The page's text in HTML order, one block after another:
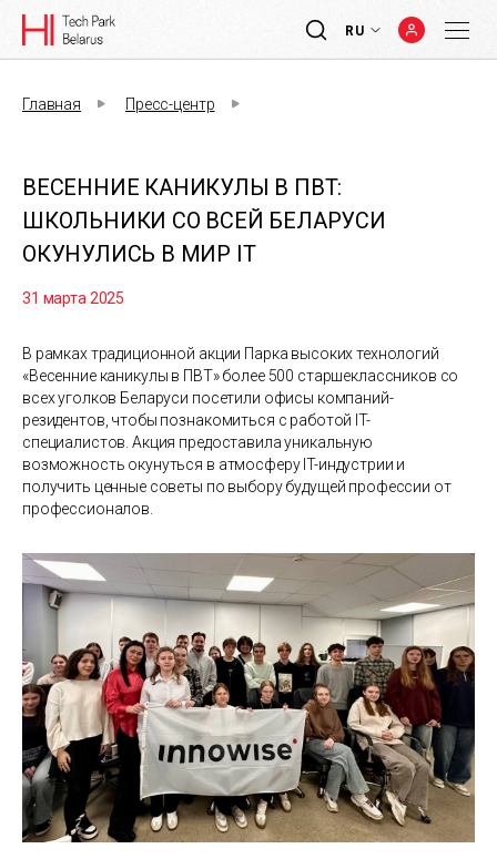
RU
Главная Пресс-центр
ВЕСЕННИЕ КАНИКУЛЫ В ПВТ:
ШКОЛЬНИКИ СО ВСЕЙ БЕЛАРУСИ
ОКУНУЛИСЬ В МИР IT
31 марта 2025
В рамках традиционной акции Парка высоких технологий
«Весенние каникулы в ПВТ» более 500 старшеклассников со
всех уголков Беларуси посетили офисы компаний-
резидентов, чтобы познакомиться с работой IT-
специалистов. Акция предоставила уникальную
возможность окунуться в атмосферу IT-индустрии и
получить ценные советы по выбору будущей профессии от
профессионалов.